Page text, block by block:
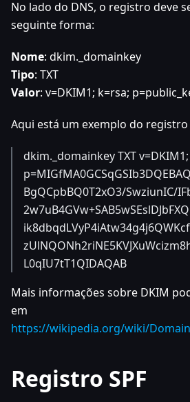
No lado do DNS, o registro deve
seguinte forma:
Nome: dkim._domainkey
Tipo: TXT
Valor: v=DKIM1; k=rsa;
Aqui está um exemplo do
dkim._domainkey TXT
BgQCpbBQ0T2xO3/SwziunIC/
L0qIU7tT1QIDAQAB
Mais informações sobre DKIM
em
https://wikipedia.org/wiki/
Registro SPF